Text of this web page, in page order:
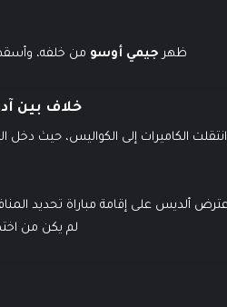
ظهر جيمي أوسو من خلفه،
خلاف بين
انتقلت الكاميرات إلى الكواليس، حيث
لم يكن من